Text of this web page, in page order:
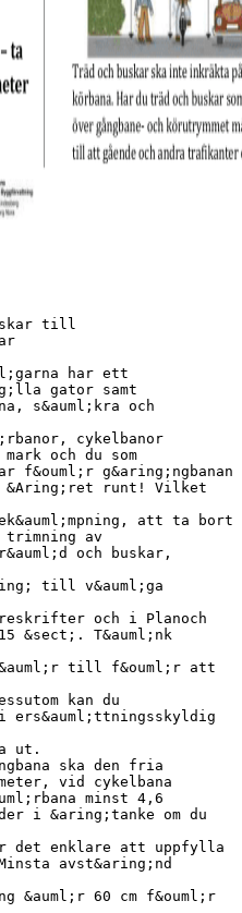
till
har ett
gator samt
s&auml;kra och
cykelbanor
och du som
f&ouml;r g&aring;ngbanan
&Aring;ret runt! Vilket
att ta bort
trimning av
och buskar,
till v&auml;ga
och i Planoch
&sect;. T&auml;nk
till f&ouml;r att
kan du
ers&auml;ttningsskyldig
ut.
ska den fria
vid cykelbana
minst 4,6
i &aring;tanke om du
det enklare att uppfylla
avst&aring;nd
&auml;r 60 cm f&ouml;r